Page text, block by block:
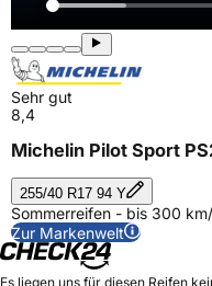
Sehr gut
8,4
Michelin Pilot Sport
255/40 R17 94 Y
Sommerreifen - bis 300
Zur Markenwelt
Es liegen uns für diesen Reifen